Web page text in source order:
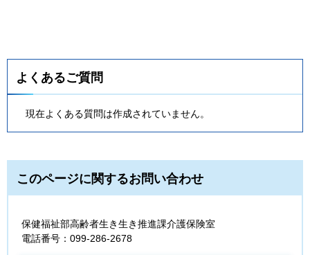
よくあるご質問
現在よくある質問は作成されていません。
このページに関するお問い合わせ
保健福祉部高齢者生き生き推進課介護保険室
電話番号：099-286-2678